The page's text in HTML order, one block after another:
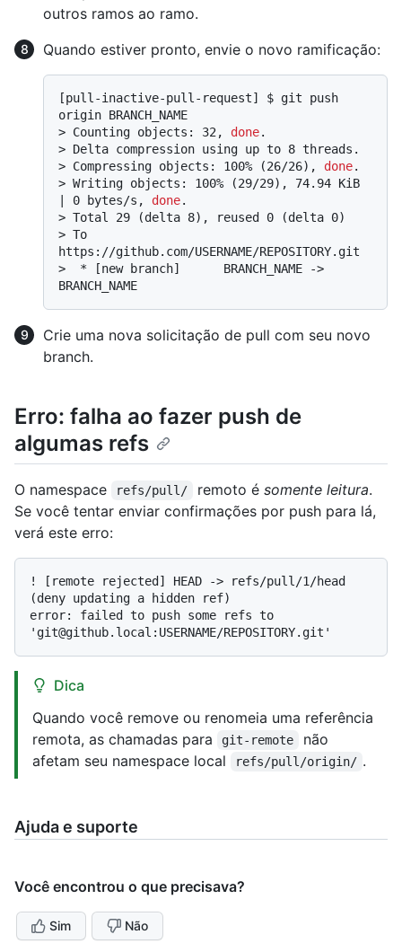
outros ramos ao ramo.
Quando estiver pronto, envie o novo ramificação:
[pull-inactive-pull-request] $ git push
> Counting objects: 32, done.
> Delta compression using up to 8 threads.
> Compressing objects: 100% (26/26), done.
> Writing objects: 100% (29/29), 74.94 KiB
| 0 bytes/s, done.
> Total 29 (delta 8), reused 0 (delta 0)
> To
https://github.com/USERNAME/REPOSITORY.git
>
* [new branch]      BRANCH_NAME ->
BRANCH_NAME
Crie uma nova solicitação de pull com seu novo
branch.
Erro: falha ao fazer push de
algumas refs
O namespace refs/pull/ remoto é somente leitura.
Se você tentar enviar confirmações por push para lá,
verá este erro:
! [remote rejected] HEAD -> refs/pull/1/head
(deny updating a hidden ref)
error: failed to push some refs to
Dica
Quando você remove ou renomeia uma referência
remota, as chamadas para
git-remote
não
afetam seu namespace local
refs/pull/origin/ .
Ajuda e suporte
Você encontrou o que precisava?
Sim Não